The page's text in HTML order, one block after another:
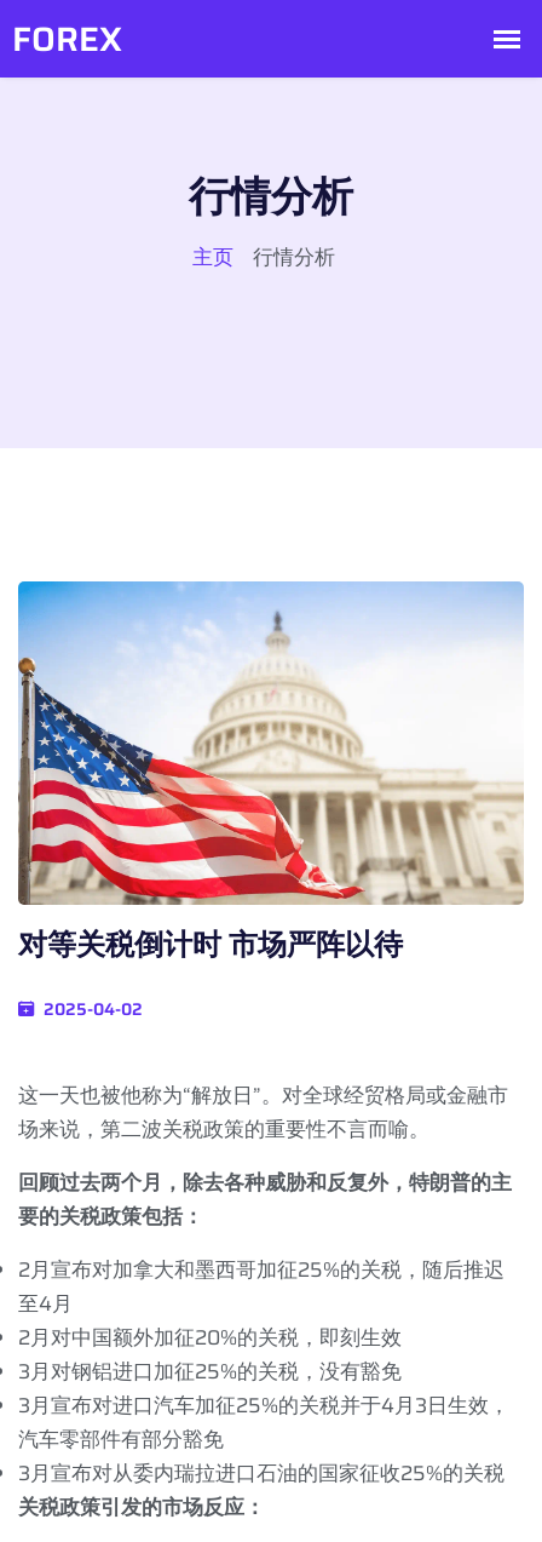
行情分析
主页 行情分析
对等关税倒计时 市场严阵以待
2025-04-02
这一天也被他称为“解放日”。对全球经贸格局或金融市
场来说，第二波关税政策的重要性不言而喻。
回顾过去两个月，除去各种威胁和反复外，特朗普的主
要的关税政策包括：
2月宣布对加拿大和墨西哥加征25%的关税，随后推迟
至4月
2月对中国额外加征20%的关税，即刻生效
3月对钢铝进口加征25%的关税，没有豁免
3月宣布对进口汽车加征25%的关税并于4月3日生效，
汽车零部件有部分豁免
3月宣布对从委内瑞拉进口石油的国家征收25%的关税
关税政策引发的市场反应：